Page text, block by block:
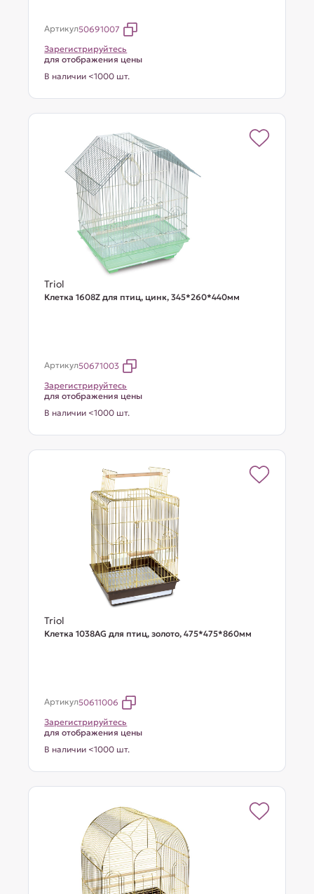
Артикул50691007
Зарегистрируйтесь
для отображения цены
В наличии <1000 шт.
Triol
Клетка 1608Z для птиц, цинк, 345*260*440мм
Артикул50671003
Зарегистрируйтесь
для отображения цены
В наличии <1000 шт.
Triol
Клетка 1038AG для птиц, золото, 475*475*860мм
Артикул50611006
Зарегистрируйтесь
для отображения цены
В наличии <1000 шт.